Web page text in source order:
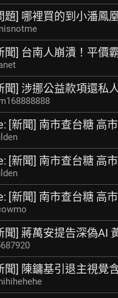
題] 哪裡買的到小潘鳳
聞] 台南人崩潰！平價
聞] 涉挪公益款項還
[新聞] 南市查台糖 高
[新聞] 南市查台糖 高
[新聞] 南市查台糖 高
聞] 蔣萬安提告深偽AI
聞] 陳鏞基引退主視